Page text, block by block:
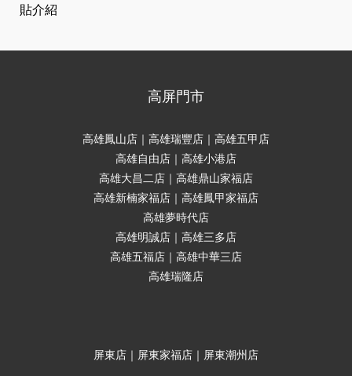
貼介紹
高屏門市
高雄鳳山店｜高雄瑞豐店｜高雄五甲店
高雄自由店｜高雄小港店
高雄大昌二店｜高雄鼎山家福店
高雄新楠家福店｜高雄鳳甲家福店
高雄夢時代店
高雄明誠店｜高雄三多店
高雄五福店｜高雄中華三店
高雄瑞隆店
屏東店｜屏東家福店｜屏東潮州店